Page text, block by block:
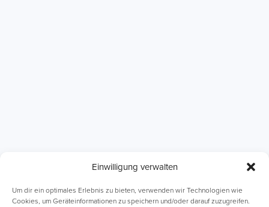
Einwilligung verwalten
Um dir ein optimales Erlebnis zu bieten, verwenden wir Technologien wie
Cookies, um Geräteinformationen zu speichern und/oder darauf zuzugreifen.
ABI Intensivkurse Online-Kurse